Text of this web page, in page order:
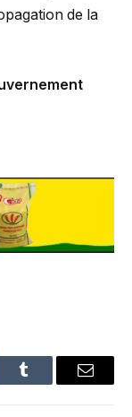
de la
Tumblr Email